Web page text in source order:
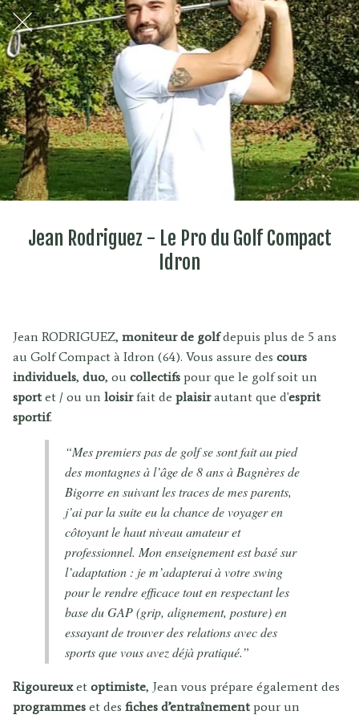
Jean Rodriguez - Le Pro du Golf Compact
Idron
Jean RODRIGUEZ, moniteur de golfdepuis plus de 5 ans
au Golf Compact à Idron (64). Vous assure des cours
individuels, duo, ou collectifs pour que le golf soit un
sport et / ou un loisirfait de plaisirautant que d'esprit
sportif.
“Mes premiers pas de golf se sont fait au pied
des montagnes à l’âge de 8 ans à Bagnères de
Bigorre en suivant les traces de mes parents,
j’ai par la suite eu la chance de voyager en
côtoyant le haut niveau amateur et
professionnel. Mon enseignement est basé sur
l’adaptation : je m’adapterai à votre swing
pour le rendre efficace tout en respectant les
base du GAP (grip, alignement, posture) en
essayant de trouver des relations avec des
sports que vous avez déjà pratiqué.”
Rigoureuxet optimiste, Jean vous prépare également des
programmes et des fiches d’entraînement pour un